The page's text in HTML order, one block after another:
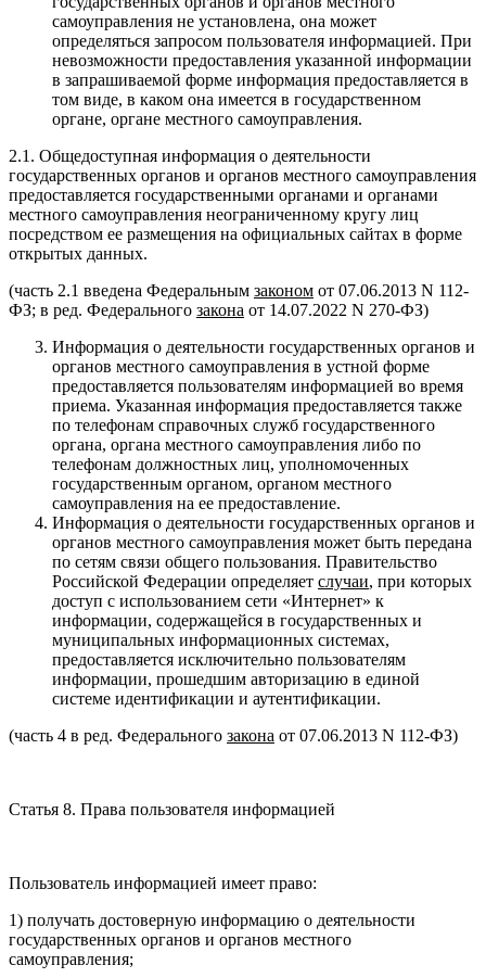
самоуправления не установлена, она может
определяться запросом пользователя информацией. При
невозможности предоставления указанной информации
в запрашиваемой форме информация предоставляется в
том виде, в каком она имеется в государственном
органе, органе местного самоуправления.
2.1. Общедоступная информация о деятельности
государственных органов и органов местного самоуправления
предоставляется государственными органами и органами
местного самоуправления неограниченному кругу лиц
посредством ее размещения на официальных сайтах в форме
открытых данных.
(часть 2.1 введена Федеральным законом от 07.06.2013 N 112-
ФЗ; в ред. Федерального закона от 14.07.2022 N 270-ФЗ)
Информация о деятельности государственных органов и
органов местного самоуправления в устной форме
предоставляется пользователям информацией во время
приема. Указанная информация предоставляется также
по телефонам справочных служб государственного
органа, органа местного самоуправления либо по
телефонам должностных лиц, уполномоченных
государственным органом, органом местного
самоуправления на ее предоставление.
Информация о деятельности государственных органов и
органов местного самоуправления может быть передана
по сетям связи общего пользования. Правительство
Российской Федерации определяет случаи, при которых
доступ с использованием сети «Интернет» к
информации, содержащейся в государственных и
муниципальных информационных системах,
предоставляется исключительно пользователям
информации, прошедшим авторизацию в единой
системе идентификации и аутентификации.
(часть 4 в ред. Федерального закона от 07.06.2013 N 112-ФЗ)
Статья 8. Права пользователя информацией
Пользователь информацией имеет право:
1) получать достоверную информацию о деятельности
государственных органов и органов местного
самоуправления;